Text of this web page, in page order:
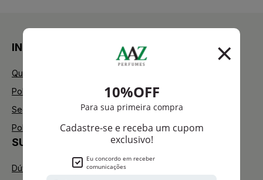
INSTITUCIONAL
Quem Somos
Política de Privacidade
Segurança
Política de Troca
SUPORTE
Dúvidas Frequentes